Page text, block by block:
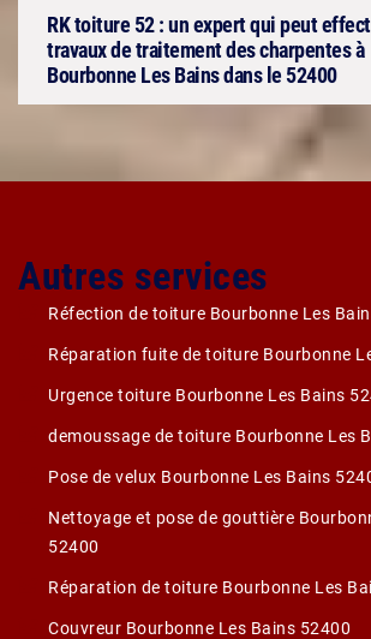
RK toiture 52 : un expert qui peut
travaux de traitement des charpentes à
Bourbonne Les Bains dans le 52400
Autres services
Réfection de toiture Bourbonne Les
Réparation fuite de toiture Bourbonne
Urgence toiture Bourbonne Les Bains
demoussage de toiture Bourbonne Les
Pose de velux Bourbonne Les Bains
Nettoyage et pose de gouttière
52400
Réparation de toiture Bourbonne Les
Couvreur Bourbonne Les Bains 52400